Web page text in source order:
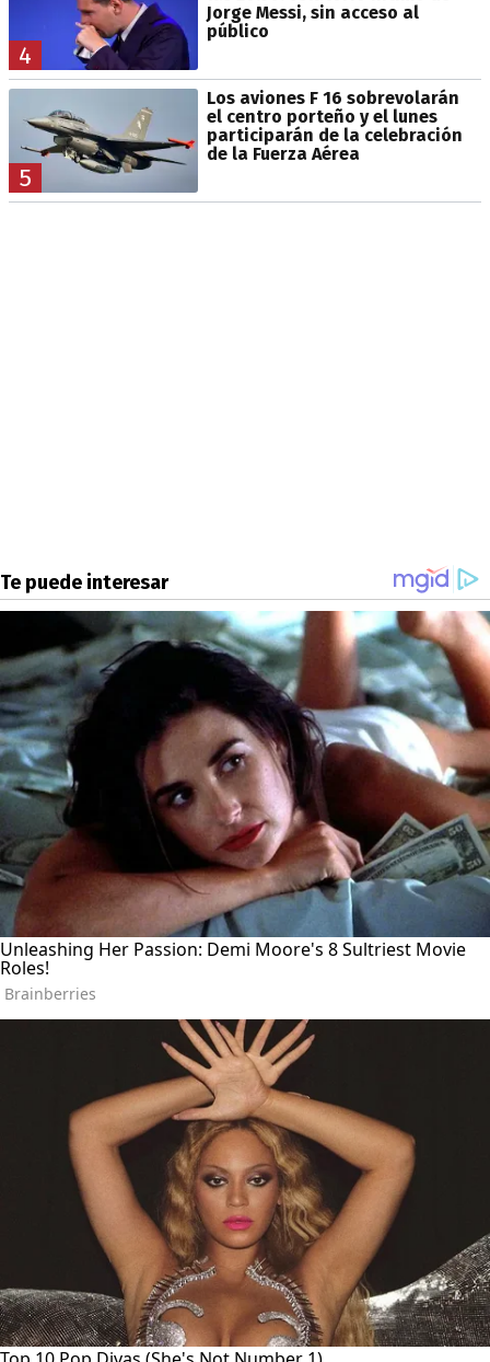
4
Jorge Messi, sin acceso al
público
5
Los aviones F 16 sobrevolarán
el centro porteño y el lunes
participarán de la celebración
de la Fuerza Aérea